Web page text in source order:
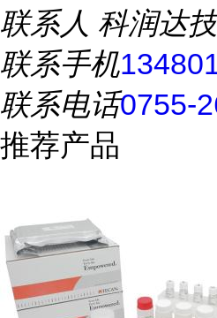
联系人 科润达
联系手机
联系电话0755-
推荐产品